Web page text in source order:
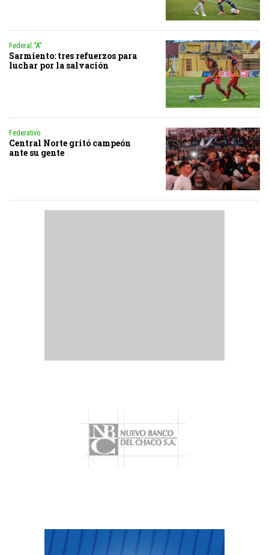
Federal “A”
Sarmiento: tres refuerzos para
luchar por la salvación
Federativo
Central Norte gritó campeón
ante su gente